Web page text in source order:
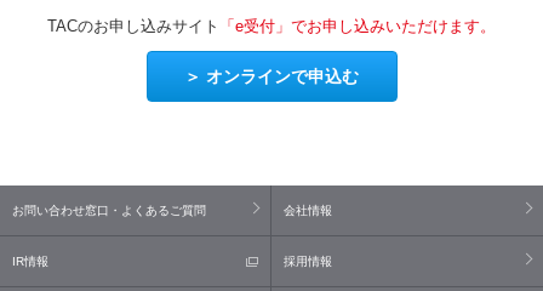
TACのお申し込みサイト 「e受付」でお申し込みいただけます。
オンラインで申込む
お問い合わせ窓口・よくあるご質問 会社情報
IR情報 採用情報